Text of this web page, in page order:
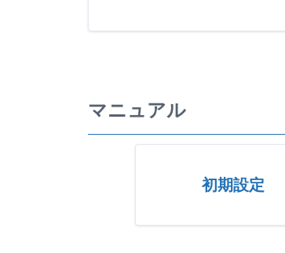
マニュアル
初期設定